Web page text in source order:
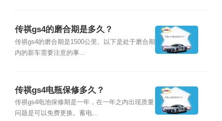
传祺gs4的磨合期是多久？
传祺gs4的磨合期是1500公里。以下是处于磨合期
内的新车需要注意的事...
传祺gs4电瓶保修多久？
传祺gs4电池保修期是一年，在一年之内出现质量
问题是可以免费更换。蓄电...